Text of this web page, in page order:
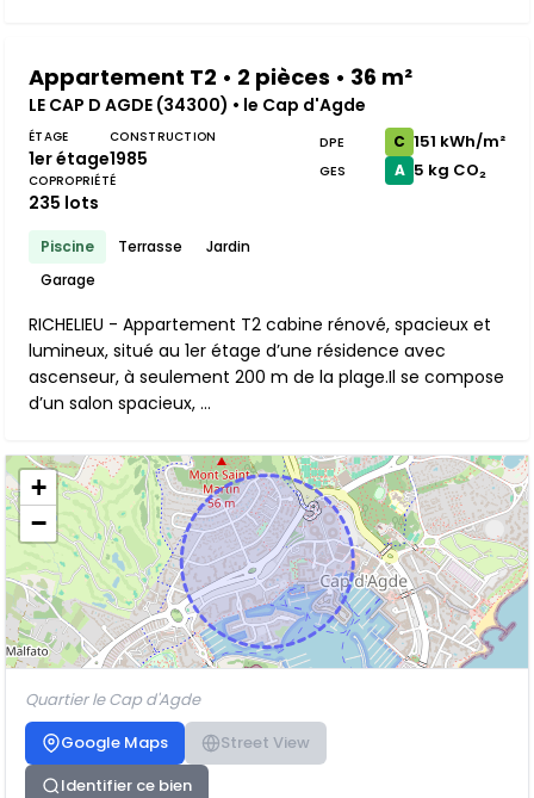
Appartement T2 • 2 pièces • 36 m²
LE CAP D AGDE (34300) • le Cap d'Agde
ÉTAGE
1er étage
CONSTRUCTION
1985
COPROPRIÉTÉ
235 lots
Piscine Terrasse
Jardin
Garage
DPE C 151 kWh/m²
GES A 5 kg CO₂
RICHELIEU - Appartement T2 cabine rénové, spacieux et
lumineux, situé au 1er étage d’une résidence avec
ascenseur, à seulement 200 m de la plage.Il se compose
d’un salon spacieux, ...
+
−
Quartier le Cap d'Agde
Google Maps
Street View
Identifier ce bien